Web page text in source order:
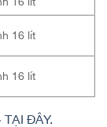
16 lít
16 lít
TẠI ĐÂY.